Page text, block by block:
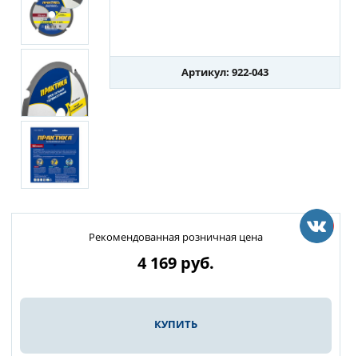
Артикул: 922-043
Рекомендованная розничная цена
4 169 руб.
КУПИТЬ